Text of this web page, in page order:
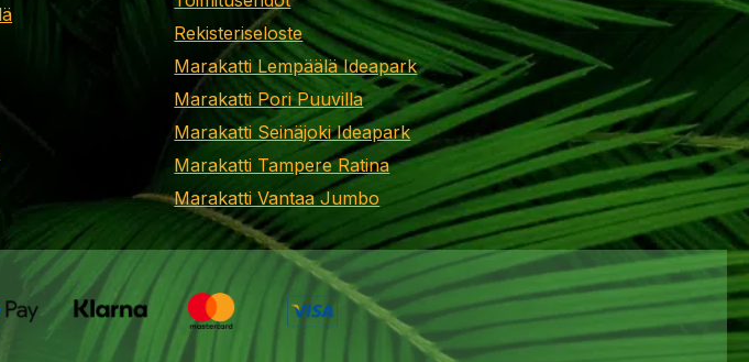
Rekisteriseloste
Marakatti Lempäälä Ideapark
Marakatti Pori Puuvilla
Marakatti Seinäjoki Ideapark
Marakatti Tampere Ratina
Marakatti Vantaa Jumbo